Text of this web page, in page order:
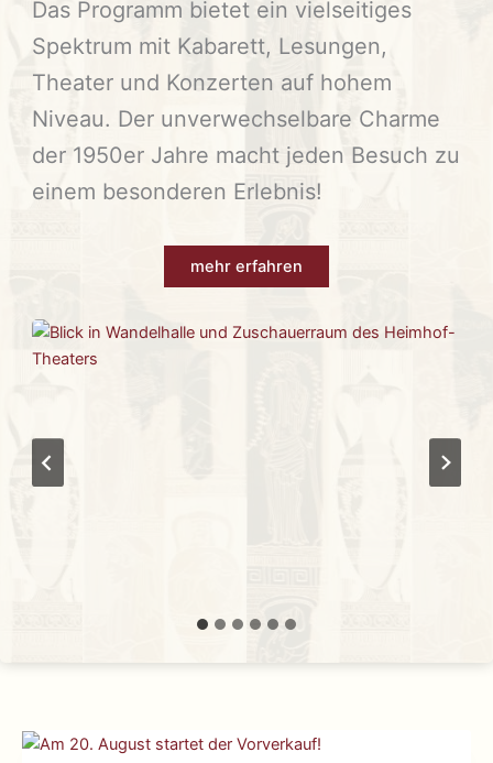
Das Programm bietet ein vielseitiges
Spektrum mit Kabarett, Lesungen,
Theater und Konzerten auf hohem
Niveau. Der unverwechselbare Charme
der 1950er Jahre macht jeden Besuch zu
einem besonderen Erlebnis!
mehr erfahren